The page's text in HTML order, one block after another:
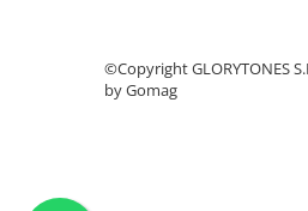
Accesorii DJ
Accesorii Pick-up si Vinyl
©Copyright GLORYTONES
by Gomag